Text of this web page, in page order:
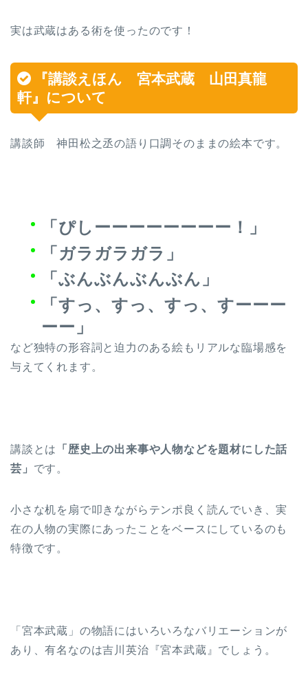
実は武蔵はある術を使ったのです！
『講談えほん 宮本武蔵 山田真龍
軒』について
講談師 神田松之丞の語り口調そのままの絵本です。
「ぴしーーーーーーーー！」
「ガラガラガラ」
「ぶんぶんぶんぶん」
「すっ、すっ、すっ、すーーー
ーー」
など独特の形容詞と迫力のある絵もリアルな臨場感を
与えてくれます。
講談とは
「歴史上の出来事や人物などを題材にした話
芸」 です。
小さな机を扇で叩きながらテンポ良く読んでいき、実
在の人物の実際にあったことをベースにしているのも
特徴です。
「宮本武蔵」の物語にはいろいろなバリエーションが
あり、有名なのは吉川英治『宮本武蔵』でしょう。